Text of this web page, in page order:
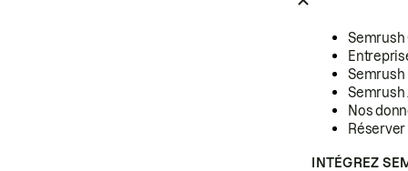
Semrush
Semrush
Semrush
Nos
INTÉGREZ